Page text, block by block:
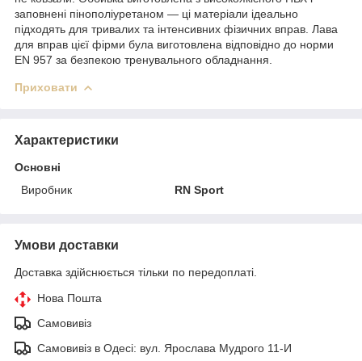
заповнені пінополіуретаном — ці матеріали ідеально
підходять для тривалих та інтенсивних фізичних вправ. Лава
для вправ цієї фірми була виготовлена відповідно до норми
EN 957 за безпекою тренувального обладнання.
Приховати
Характеристики
Основні
Виробник
RN Sport
Умови доставки
Доставка здійснюється тільки по передоплаті.
Нова Пошта
Самовивіз
Самовивіз в Одесі: вул. Ярослава Мудрого 11-И